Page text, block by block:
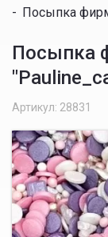
- Посыпка
Посыпка
Артикул: 28831